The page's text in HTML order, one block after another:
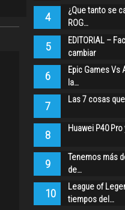
4
¿Que tanto se
ROG…
5
EDITORIAL –
cambiar
6
Epic Games Vs
la…
7 Las 7 cosas
8 Huawei P40
9
Tenemos más
de…
10
League of
tiempos del…